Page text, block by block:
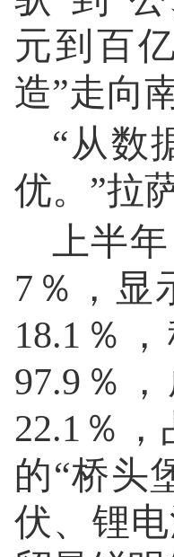
元到百
造”走向
“从数
优。”拉
上半
7％，显
18.1％
97.9％
22.1％
的“桥头
伏、锂